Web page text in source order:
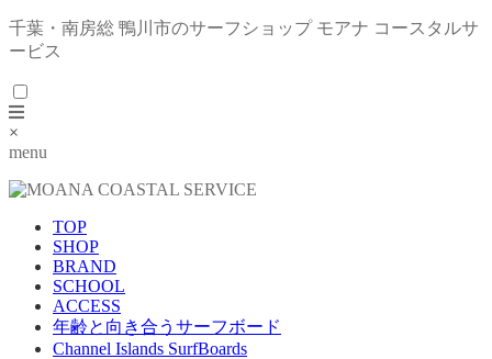
千葉・南房総 鴨川市のサーフショップ モアナ コースタルサ
ービス
×
menu
TOP
SHOP
BRAND
SCHOOL
ACCESS
年齢と向き合うサーフボード
Channel Islands SurfBoards